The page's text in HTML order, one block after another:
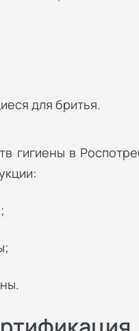
для бритья.
гигиены в